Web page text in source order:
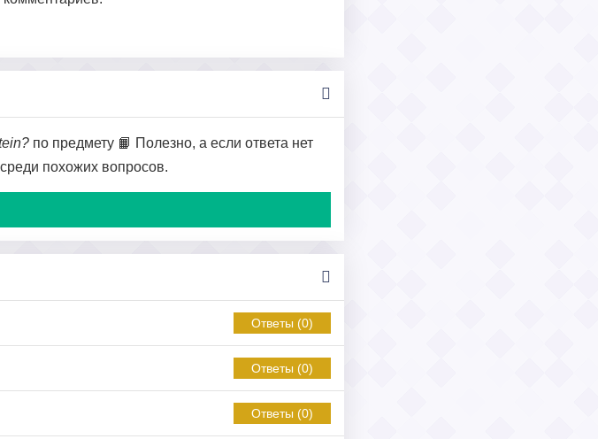
по предмету 📙 Полезно, а если ответа нет
похожих вопросов.
Ответы (0)
Ответы (0)
Ответы (0)